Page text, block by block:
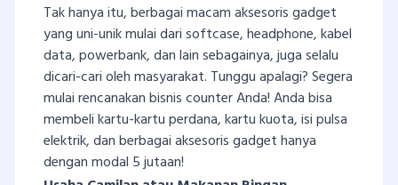
Tak hanya itu, berbagai macam aksesoris gadget
yang uni-unik mulai dari softcase, headphone, kabel
data, powerbank, dan lain sebagainya, juga selalu
dicari-cari oleh masyarakat. Tunggu apalagi? Segera
mulai rencanakan bisnis counter Anda! Anda bisa
membeli kartu-kartu perdana, kartu kuota, isi pulsa
elektrik, dan berbagai aksesoris gadget hanya
dengan modal 5 jutaan!